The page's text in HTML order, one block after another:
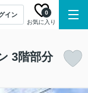
イン
お気に入り
0
3階部分